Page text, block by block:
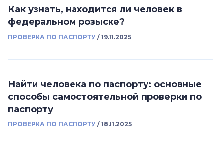
Как узнать, находится ли человек в
федеральном розыске?
ПРОВЕРКА ПО ПАСПОРТУ / 19.11.2025
Найти человека по паспорту: основные
способы самостоятельной проверки по
паспорту
ПРОВЕРКА ПО ПАСПОРТУ / 18.11.2025